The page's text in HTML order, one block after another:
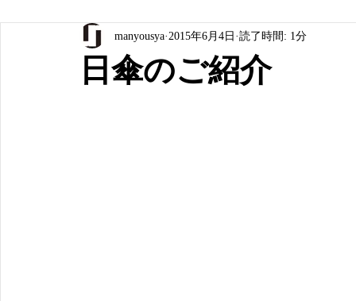
日傘のご紹介
manyousya 2015年6月4日 読了時間: 1分